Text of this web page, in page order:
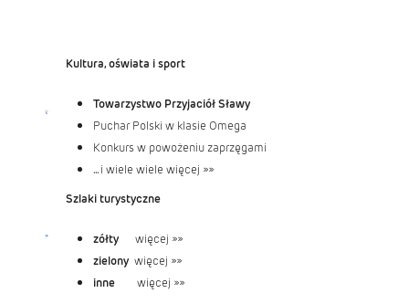
Kultura, oświata i sport
Towarzystwo Przyjaciół Sławy
Puchar Polski w klasie Omega
Konkurs w powożeniu zaprzęgami
... i wiele wiele więcej »»
Szlaki turystyczne
zółty więcej »»
zielony więcej »»
inne więcej »»